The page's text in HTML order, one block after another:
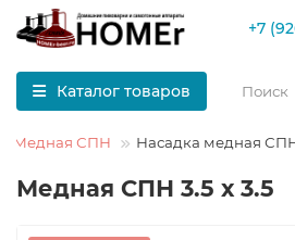
+7
Каталог товаров
Медная СПН Насадка медная
Медная СПН 3.5 х 3.5